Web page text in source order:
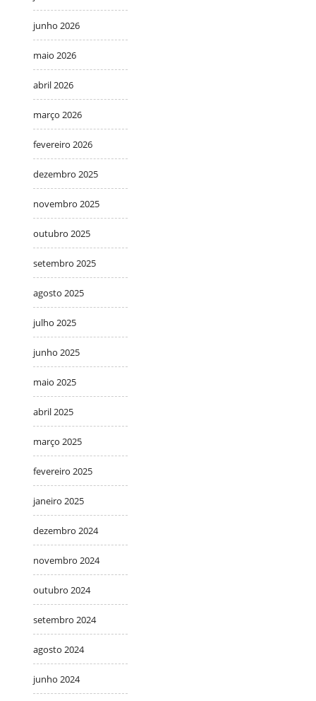
junho 2026
maio 2026
abril 2026
março 2026
fevereiro 2026
dezembro 2025
novembro 2025
outubro 2025
setembro 2025
agosto 2025
julho 2025
junho 2025
maio 2025
abril 2025
março 2025
fevereiro 2025
janeiro 2025
dezembro 2024
novembro 2024
outubro 2024
setembro 2024
agosto 2024
junho 2024